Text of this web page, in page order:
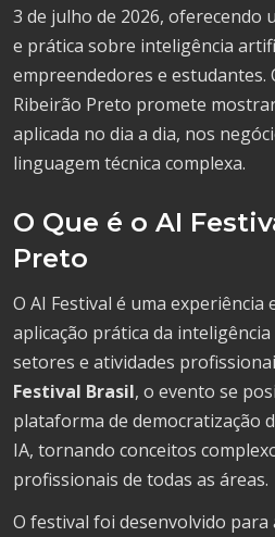
3 de julho de 2026, oferecendo
e prática sobre inteligência
empreendedores e estudantes.
Ribeirão Preto promete
aplicada no dia a dia, nos
linguagem técnica complexa.
O Que é o AI
Preto
O AI Festival é uma experiência
aplicação prática da
setores e atividades
Festival Brasil, o evento se
plataforma de democratização
IA, tornando conceitos
profissionais de todas as áreas.
O festival foi desenvolvido para